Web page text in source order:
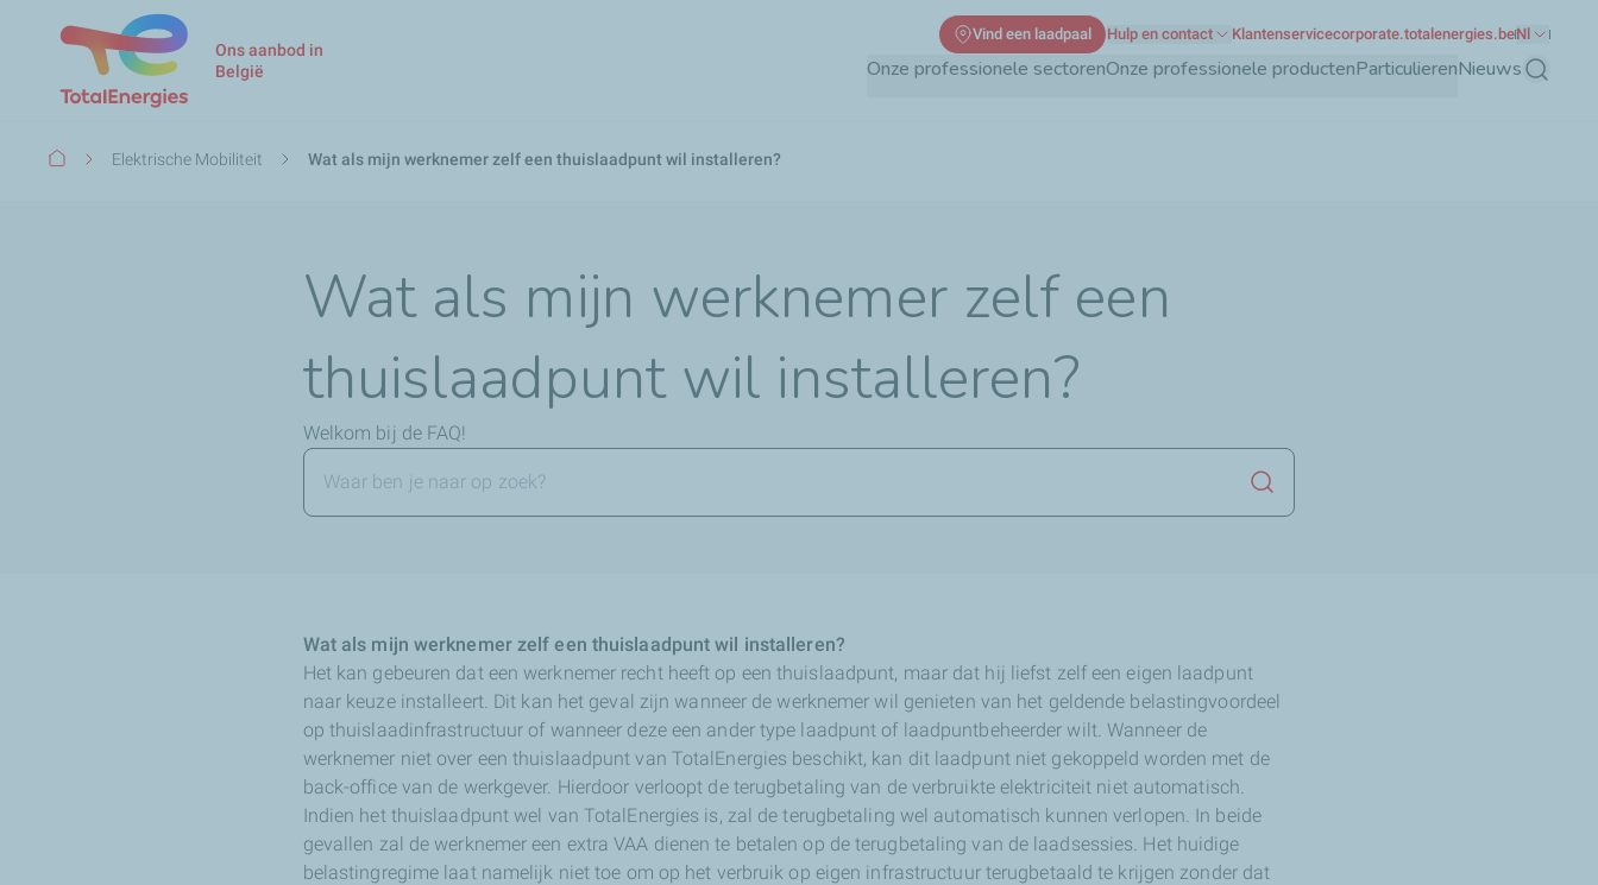
Ons aanbod in
België
Onze professionele sectorenOnze professionele productenParticulierenNieuws Zoeken
Vind een laadpaal Hulp en contact Klantenservicecorporate.totalenergies.beNl
KruimelpadElektrische Mobiliteit Wat als mijn werknemer zelf een thuislaadpunt wil installeren?
Wat als mijn werknemer zelf een
thuislaadpunt wil installeren?
Welkom bij de FAQ!
Zoekopdracht starten
Wat als mijn werknemer zelf een thuislaadpunt wil installeren?
Het kan gebeuren dat een werknemer recht heeft op een thuislaadpunt, maar dat hij liefst zelf een eigen laadpunt
naar keuze installeert. Dit kan het geval zijn wanneer de werknemer wil genieten van het geldende belastingvoordeel
op thuislaadinfrastructuur of wanneer deze een ander type laadpunt of laadpuntbeheerder wilt. Wanneer de
werknemer niet over een thuislaadpunt van TotalEnergies beschikt, kan dit laadpunt niet gekoppeld worden met de
back-office van de werkgever. Hierdoor verloopt de terugbetaling van de verbruikte elektriciteit niet automatisch.
Indien het thuislaadpunt wel van TotalEnergies is, zal de terugbetaling wel automatisch kunnen verlopen. In beide
gevallen zal de werknemer een extra VAA dienen te betalen op de terugbetaling van de laadsessies. Het huidige
belastingregime laat namelijk niet toe om op het verbruik op eigen infrastructuur terugbetaald te krijgen zonder dat